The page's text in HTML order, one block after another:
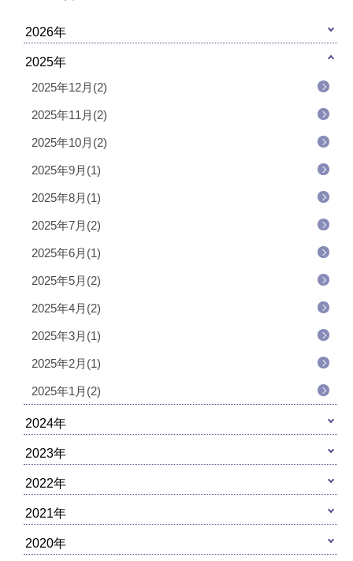
2026年
2025年
2025年12月(2)
2025年11月(2)
2025年10月(2)
2025年9月(1)
2025年8月(1)
2025年7月(2)
2025年6月(1)
2025年5月(2)
2025年4月(2)
2025年3月(1)
2025年2月(1)
2025年1月(2)
2024年
2023年
2022年
2021年
2020年